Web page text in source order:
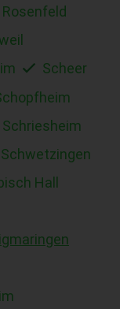
Rosenfeld
Scheer
Schriesheim
Schwetzingen
Hall